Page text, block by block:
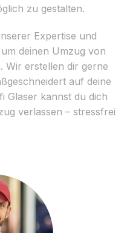
zu gestalten.
Expertise und
deinen Umzug von
Wir erstellen dir gerne
auf deine
Glaser kannst du dich
verlassen – stressfrei